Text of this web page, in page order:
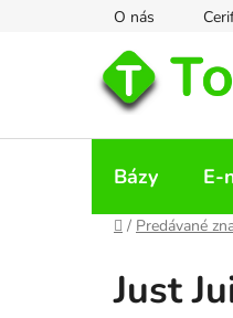
O nás
Bázy E-
Domov
/ Predávané
Just